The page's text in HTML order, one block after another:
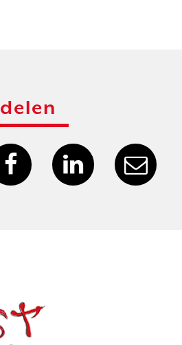
delen